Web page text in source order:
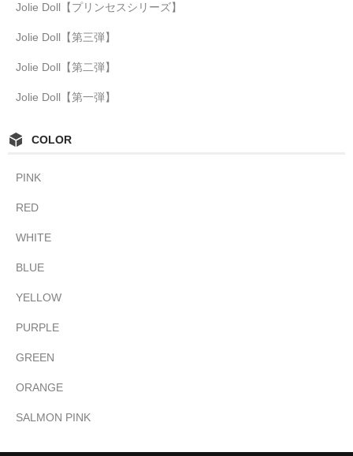
Jolie Doll【プリンセスシリーズ】
Jolie Doll【第三弾】
Jolie Doll【第二弾】
Jolie Doll【第一弾】
COLOR
PINK
RED
WHITE
BLUE
YELLOW
PURPLE
GREEN
ORANGE
SALMON PINK